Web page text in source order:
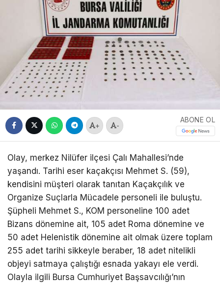
+ -
ABONE OL
Olay, merkez Nilüfer ilçesi Çalı Mahallesi’nde
yaşandı. Tarihi eser kaçakçısı Mehmet S. (59),
kendisini müşteri olarak tanıtan Kaçakçılık ve
Organize Suçlarla Mücadele personeli ile buluştu.
Şüpheli Mehmet S., KOM personeline 100 adet
Bizans dönemine ait, 105 adet Roma dönemine ve
50 adet Helenistik dönemine ait olmak üzere toplam
255 adet tarihi sikkeyle beraber, 18 adet nitelikli
objeyi satmaya çalıştığı esnada yakayı ele verdi.
Olayla ilgili Bursa Cumhuriyet Başsavcılığı’nın